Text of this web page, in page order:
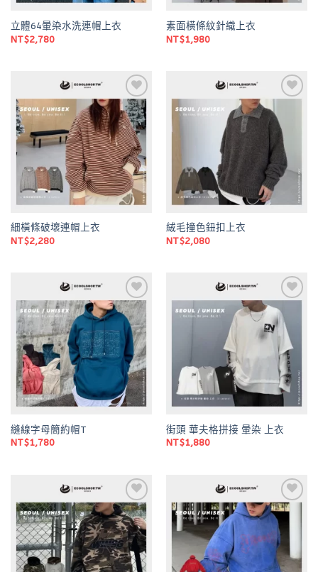
立體64暈染水洗連帽上衣
NT$2,780
素面橫條紋針織上衣
NT$1,980
Add to
wishlist
細橫條破壞連帽上衣
NT$2,280
wishlist
絨毛撞色鈕扣上衣
NT$2,080
Add to
wishlist
縫線字母簡約帽T
NT$1,780
Add to
wishlist
街頭 華夫格拼接 暈染 上衣
NT$1,880
Add to
wishlist
Add to
wishlist